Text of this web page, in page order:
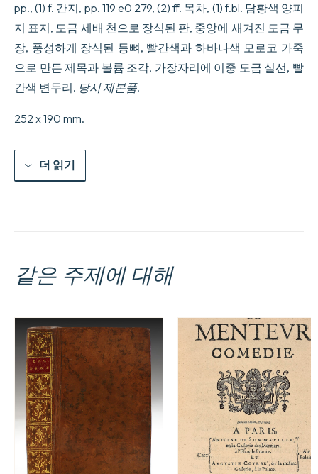
pp., (1) f. 간지, pp. 119 e0 279, (2) ff. 목차, (1) f.bl. 담황색 양피
지 표지, 도금 세배 천으로 장식된 판, 중앙에 새겨진 도금 무
장, 풍성하게 장식된 등뼈, 빨간색과 하바나색 모로코 가죽
으로 만든 제목과 볼륨 조각, 가장자리에 이중 도금 실선, 빨
간색 변두리. 당시 제본품.
252 x 190 mm.
더 읽기
같은 주제에 대해